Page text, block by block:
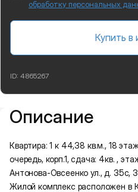
обработку персональных
Купить в
ID: 4865267
Подробная информация
Описание
Квартира: 1 к 44,38 кв.м., 18
очередь, корп.1, сдача: 4кв. ,
Антонова-Овсеенко ул., д. 35с,
Жилой комплекс расположен в